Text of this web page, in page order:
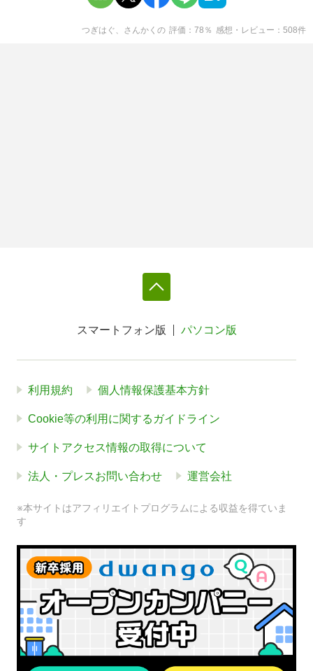
つぎはぐ、さんかく の 評価 78 ％ 感想・レビュー 508件
スマートフォン版 パソコン版
利用規約 個人情報保護基本方針
Cookie等の利用に関するガイドライン
サイトアクセス情報の取得について
法人・プレスお問い合わせ 運営会社
※本サイトはアフィリエイトプログラムによる収益を得ていま
す